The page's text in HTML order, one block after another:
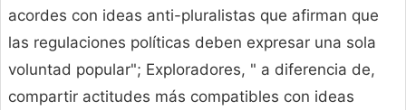
acordes con ideas anti-pluralistas que afirman que
las regulaciones políticas deben expresar una sola
voluntad popular"; Exploradores, " a diferencia de,
compartir actitudes más compatibles con ideas